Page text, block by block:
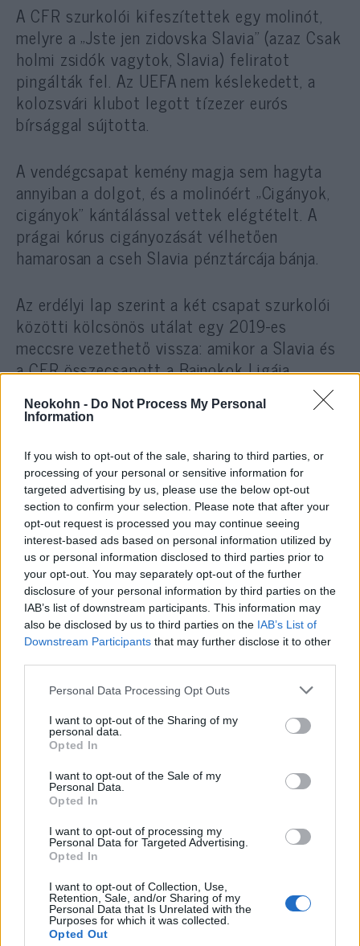
Neokohn - Do Not Process My Personal
Information
If you wish to opt-out of the sale, sharing to third parties, or
processing of your personal or sensitive information for
targeted advertising by us, please use the below opt-out
section to confirm your selection. Please note that after your
opt-out request is processed you may continue seeing
interest-based ads based on personal information utilized by
us or personal information disclosed to third parties prior to
your opt-out. You may separately opt-out of the further
disclosure of your personal information by third parties on the
IAB’s list of downstream participants. This information may
also be disclosed by us to third parties on the IAB’s List of
Downstream Participants that may further disclose it to other
Please note that this website/app uses one or more Google
not limited to your visit or usage behaviour. You may click to
grant or deny consent to Google and its third-party tags to
use your data for below specified purposes in below Google
consent section.
Personal Data Processing Opt Outs
I want to opt-out of the Sharing of my
personal data.
Opted In
I want to opt-out of the Sale of my
Personal Data.
Opted In
I want to opt-out of processing my
Personal Data for Targeted Advertising.
Opted In
I want to opt-out of Collection, Use,
Retention, Sale, and/or Sharing of my
Personal Data that Is Unrelated with the
Purposes for which it was collected.
Opted Out
A CFR szurkolói kifeszítettek egy molinót,
melyre a „Jste jen zidovska Slavia” (azaz Csak
holmi zsidók vagytok, Slavia) feliratot
pingálták fel. Az UEFA nem késlekedett, a
kolozsvári klubot legott tízezer eurós
bírsággal sújtotta.
A vendégcsapat kemény magja sem hagyta
annyiban a dolgot, és a molinóért „Cigányok,
cigányok” kántálással vettek elégtételt. A
prágai kórus cigányozását vélhetően
hamarosan a cseh Slavia pénztárcája bánja.
Az erdélyi lap szerint a két csapat szurkolói
közötti kölcsönös utálat egy 2019-es
meccsre vezethető vissza: amikor a Slavia és
a CFR összecsapott a Bajnokok Ligája
drukkere megszerzett néhány bordó-fehér
héten, a két csapat prágai meccsén
lobogtatták a fellegvári szurkolóknak.
A zászlólopásnál nagyobb
megaláztatás márpedig nem
létezik a fociultrák körében.
rigmusokkal fenyegették az MTK
szurkolókat